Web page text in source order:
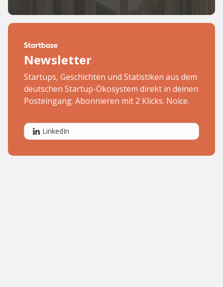
Newsletter
Startups, Geschichten und Statistiken aus dem
deutschen Startup-Ökosystem direkt in deinen
Posteingang. Abonnieren mit 2 Klicks. Noice.
LinkedIn